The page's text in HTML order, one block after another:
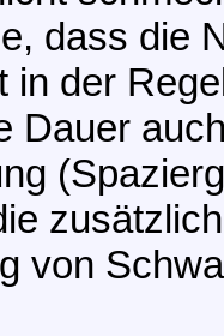
dass die
in der
Dauer
von